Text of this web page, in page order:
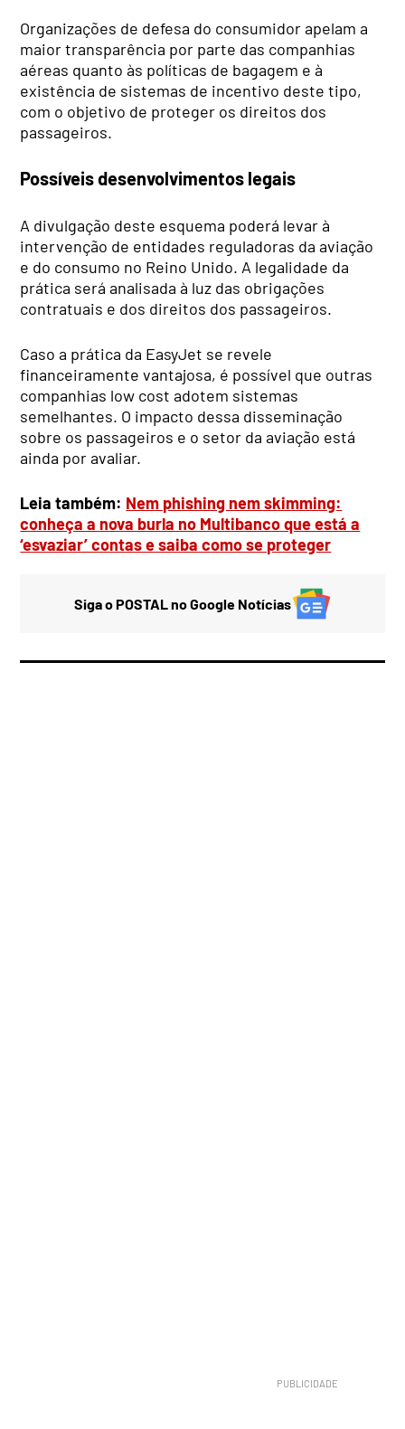
Organizações de defesa do consumidor apelam a
maior transparência por parte das companhias
aéreas quanto às políticas de bagagem e à
existência de sistemas de incentivo deste tipo,
com o objetivo de proteger os direitos dos
passageiros.
Possíveis desenvolvimentos legais
A divulgação deste esquema poderá levar à
intervenção de entidades reguladoras da aviação
e do consumo no Reino Unido. A legalidade da
prática será analisada à luz das obrigações
contratuais e dos direitos dos passageiros.
Caso a prática da EasyJet se revele
financeiramente vantajosa, é possível que outras
companhias low cost adotem sistemas
semelhantes. O impacto dessa disseminação
sobre os passageiros e o setor da aviação está
ainda por avaliar.
Leia também: Nem phishing nem skimming:
conheça a nova burla no Multibanco que está a
‘esvaziar’ contas e saiba como se proteger
Siga o POSTAL no Google Notícias